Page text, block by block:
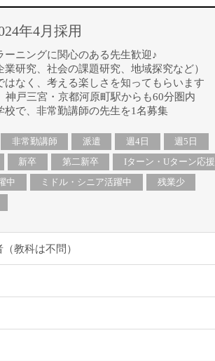
年4月採用
ニングに関心のある先生歓迎♪
研究、社会の課題研究、地域探究など）
なく、考える楽しさを知ってもらいます
戸三宮・京都河原町駅からも60分圏内
で、非常勤講師の先生を1名募集
非常勤講師 派遣 週4日
週5日
新卒 第二新卒
Iターン・Uターン応援
中 ミドル・シニア活躍中
残業少
教科は不問）